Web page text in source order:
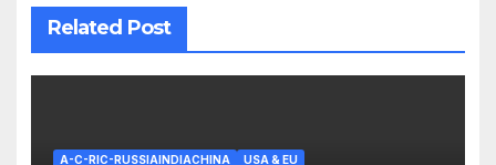
Related Post
A-C-RIC-RUSSIAINDIACHINA USA & EU